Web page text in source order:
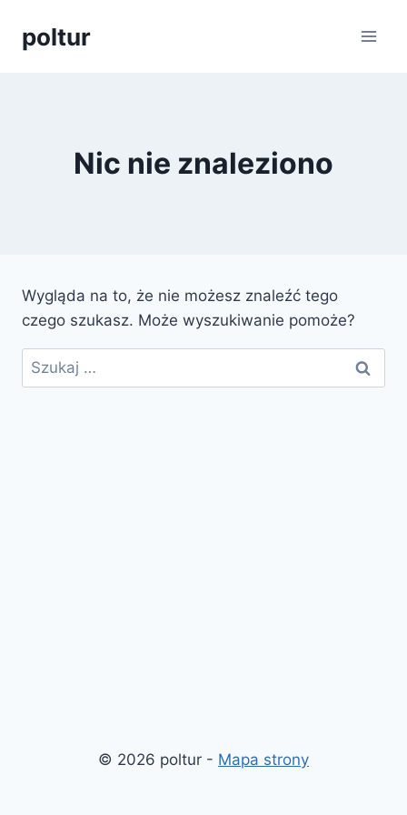
poltur
Nic nie znaleziono
Wygląda na to, że nie możesz znaleźć tego
czego szukasz. Może wyszukiwanie pomoże?
Szukaj:
© 2026 poltur - Mapa strony